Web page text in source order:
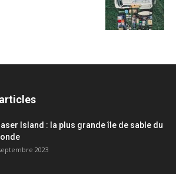
Island : la plus grande île de sable du
2023